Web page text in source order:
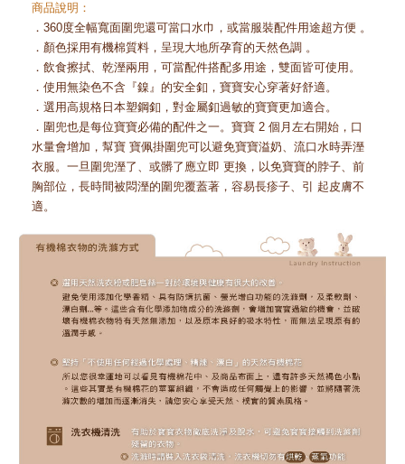
商品說明：
．360度全幅寬面圍兜還可當口水巾，或當服裝配件用途超方便 。
．顏色採用有機棉質料，呈現大地所孕育的天然色調 。
．飲食擦拭、乾溼兩用，可當配件搭配多用途，雙面皆可使用。
．使用無染色不含『鎳』的安全釦，寶寶安心穿著好舒適。
．選用高規格日本塑鋼釦，對金屬釦過敏的寶寶更加適合。
．圍兜也是每位寶寶必備的配件之一。寶寶 2 個月左右開始，口
水量會增加，幫寶 寶佩掛圍兜可以避免寶寶溢奶、流口水時弄溼
衣服。一旦圍兜溼了、或髒了應立即 更換，以免寶寶的脖子、前
胸部位，長時間被悶溼的圍兜覆蓋著，容易長疹子、引 起皮膚不
適。